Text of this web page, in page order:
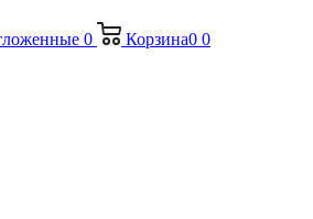
0 Корзина0 0